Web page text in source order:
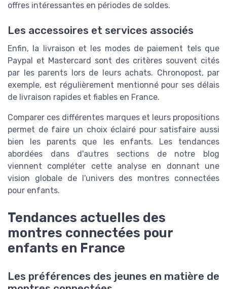
offres intéressantes en périodes de soldes.
Les accessoires et services associés
Enfin, la livraison et les modes de paiement tels que
Paypal et Mastercard sont des critères souvent cités
par les parents lors de leurs achats. Chronopost, par
exemple, est régulièrement mentionné pour ses délais
de livraison rapides et fiables en France.
Comparer ces différentes marques et leurs propositions
permet de faire un choix éclairé pour satisfaire aussi
bien les parents que les enfants. Les tendances
abordées dans d'autres sections de notre blog
viennent compléter cette analyse en donnant une
vision globale de l'univers des montres connectées
pour enfants.
Tendances actuelles des
montres connectées pour
enfants en France
Les préférences des jeunes en matière de